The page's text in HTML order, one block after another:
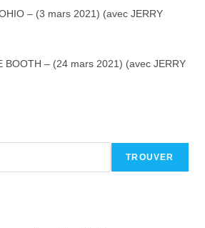
– (3 mars 2021) (avec JERRY
BOOTH – (24 mars 2021) (avec JERRY
TROUVER